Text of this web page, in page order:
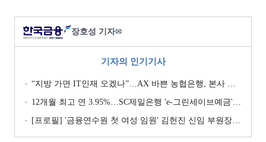
장호성 기자✉
기자의 인기기사
“지방 가면 IT인재 오겠나”…AX 바쁜 농협은행, 본사 이전설에 ‘긴장’ [막 오른 금융권 하투(夏鬪)]
12개월 최고 연 3.95%…SC제일은행 'e-그린세이브예금' [이주의 은행 예금금리-8월 1주]
[프로필] '금융연수원 첫 여성 임원' 김헌진 신임 부원장···교육·디지털·기획 '올라운더'